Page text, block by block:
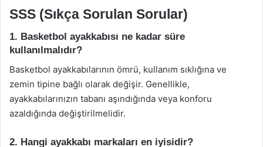
SSS (Sıkça Sorulan Sorular)
1. Basketbol ayakkabısı ne kadar süre
kullanılmalıdır?
Basketbol ayakkabılarının ömrü, kullanım sıklığına ve
zemin tipine bağlı olarak değişir. Genellikle,
ayakkabılarınızın tabanı aşındığında veya konforu
azaldığında değiştirilmelidir.
2. Hangi ayakkabı markaları en iyisidir?